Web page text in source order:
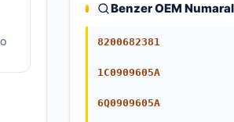
Benzer OEM
8200682381
1C0909605A
6Q0909605A